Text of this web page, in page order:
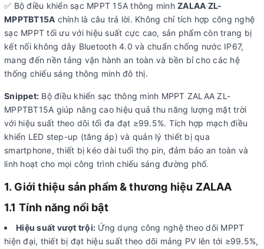
✅ Bộ điều khiển sạc MPPT 15A thông minh ZALAA ZL-
MPPTBT15A chính là câu trả lời. Không chỉ tích hợp công nghệ
sạc MPPT tối ưu với hiệu suất cực cao, sản phẩm còn trang bị
kết nối không dây Bluetooth 4.0 và chuẩn chống nước IP67,
mang đến nền tảng vận hành an toàn và bền bỉ cho các hệ
thống chiếu sáng thông minh đô thị.
Snippet: Bộ điều khiển sạc thông minh MPPT ZALAA ZL-
MPPTBT15A giúp nâng cao hiệu quả thu năng lượng mặt trời
với hiệu suất theo dõi tối đa đạt ≥99.5%. Tích hợp mạch điều
khiển LED step-up (tăng áp) và quản lý thiết bị qua
smartphone, thiết bị kéo dài tuổi thọ pin, đảm bảo an toàn và
linh hoạt cho mọi công trình chiếu sáng đường phố.
1. Giới thiệu sản phẩm & thương hiệu ZALAA
1.1 Tính năng nổi bật
Hiệu suất vượt trội: Ứng dụng công nghệ theo dõi MPPT
hiện đại, thiết bị đạt hiệu suất theo dõi mảng PV lên tới ≥99.5%,